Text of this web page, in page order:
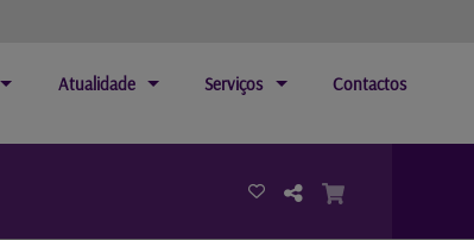
Atualidade Serviços Contactos